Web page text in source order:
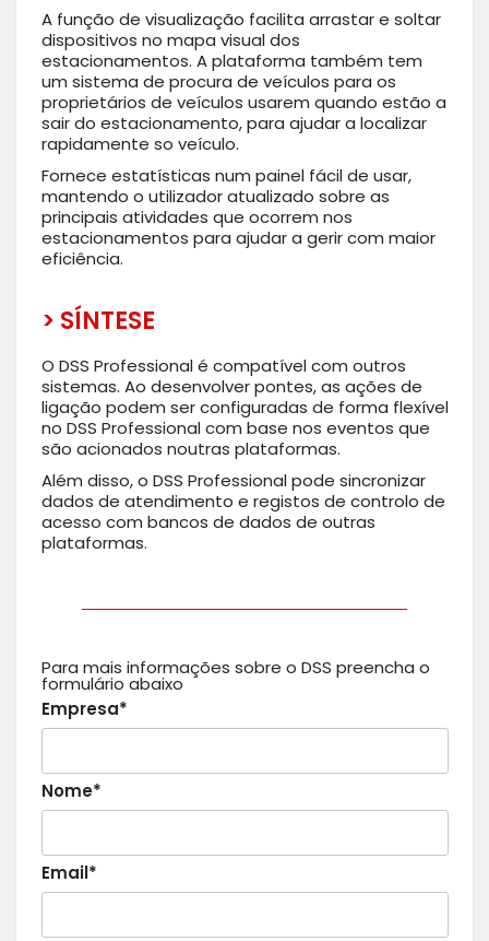
A função de visualização facilita arrastar e soltar
dispositivos no mapa visual dos
estacionamentos. A plataforma também tem
um sistema de procura de veículos para os
proprietários de veículos usarem quando estão a
sair do estacionamento, para ajudar a localizar
rapidamente so veículo.
Fornece estatísticas num painel fácil de usar,
mantendo o utilizador atualizado sobre as
principais atividades que ocorrem nos
estacionamentos para ajudar a gerir com maior
eficiência.
> SÍNTESE
O DSS Professional é compatível com outros
sistemas. Ao desenvolver pontes, as ações de
ligação podem ser configuradas de forma flexível
no DSS Professional com base nos eventos que
são acionados noutras plataformas.
Além disso, o DSS Professional pode sincronizar
dados de atendimento e registos de controlo de
acesso com bancos de dados de outras
plataformas.
Para mais informações sobre o DSS preencha o
formulário abaixo
Empresa*
Nome*
Email*